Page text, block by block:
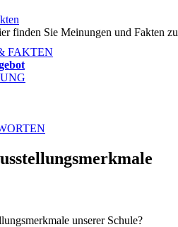
finden Sie Meinungen und Fakten
FAKTEN
unserer Schule?